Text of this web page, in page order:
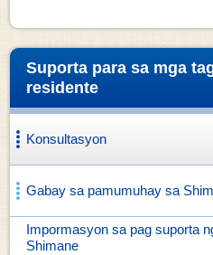
Suporta para sa mga
residente
Konsultasyon
Gabay sa pamumuhay sa
Impormasyon sa pag suporta
Shimane